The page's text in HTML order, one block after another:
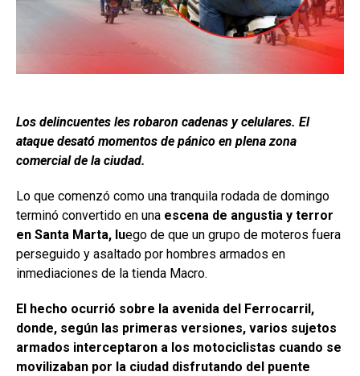
Los delincuentes les robaron cadenas y celulares. El
ataque desató momentos de pánico en plena zona
comercial de la ciudad.
Lo que comenzó como una tranquila rodada de domingo
terminó convertido en una escena de angustia y terror
en Santa Marta, luego de que un grupo de moteros fuera
perseguido y asaltado por hombres armados en
inmediaciones de la tienda Macro.
El hecho ocurrió sobre la avenida del Ferrocarril,
donde, según las primeras versiones, varios sujetos
armados interceptaron a los motociclistas cuando se
movilizaban por la ciudad disfrutando del puente